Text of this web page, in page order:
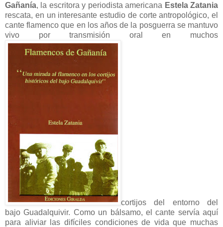
Gañanía, la escritora y periodista americana Estela Zatania
rescata, en un interesante estudio de corte antropológico, el
cante flamenco que en los años de la posguerra se mantuvo
vivo por transmisión oral en muchos
cortijos del entorno del
bajo Guadalquivir. Como un bálsamo, el cante servía aquí
para aliviar las difíciles condiciones de vida que muchas